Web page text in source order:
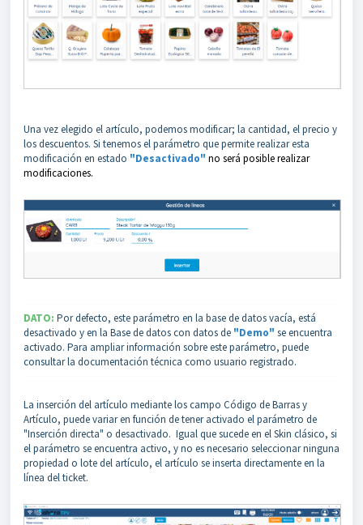
Una vez elegido el artículo, podemos modificar; la cantidad, el precio y
los descuentos. Si tenemos el parámetro que permite realizar esta
modificación en estado "Desactivado" no será posible realizar
modificaciones.
DATO: Por defecto, este parámetro en la base de datos vacía, está
desactivado y en la Base de datos con datos de "Demo" se encuentra
activado. Para ampliar información sobre este parámetro, puede
consultar la documentación técnica como usuario registrado.
La inserción del artículo mediante los campo Código de Barras y
Artículo, puede variar en función de tener activado el parámetro de
"Inserción directa" o desactivado. Igual que sucede en el Skin clásico, si
el parámetro se encuentra activo, y no es necesario seleccionar ninguna
propiedad o lote del artículo, el artículo se inserta directamente en la
línea del ticket.